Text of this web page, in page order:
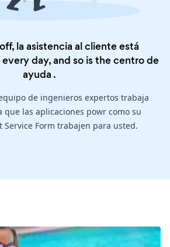
la asistencia al cliente está
day, and so is thecentro de
ayuda .
de ingenieros expertos trabaja
que las aplicaciones powr como su
Service Form trabajen para usted.